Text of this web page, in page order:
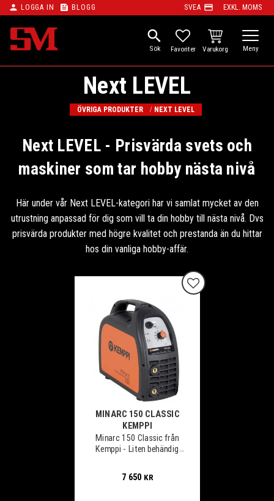
Meny
person LOGGA IN feed BLOGG SVEA payment EXKL. MOMS
search
FAVORITER
KUNDVAGN
Next LEVEL
ÖVRIGA PRODUKTER NEXT LEVEL
Next LEVEL - Prisvärda svets och
maskiner som tar hobby nästa nivå
Här under vår Next LEVEL-kategori har vi samlat mycket av den
utrustning anpassad för dig som vill ta din hobby till nästa nivå. Dvs
prisvärda produkter med högre kvalitet och prestanda än du hittar
hos din vanliga hobby-affär.
MINARC 150 CLASSIC
KEMPPI
Minarc 150 Classic från
Kemppi - Liten behändig
återledare.
7 650 KR
Lägg till i favoriter